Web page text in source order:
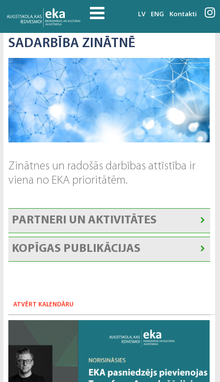
LV ENG Kontakti
SADARBĪBA ZINĀTNĒ
Zinātnes un radošās darbības attīstība ir
viena no EKA prioritātēm.
PARTNERI UN AKTIVITĀTES
KOPĪGAS PUBLIKĀCIJAS
ATVĒRT KALENDĀRU